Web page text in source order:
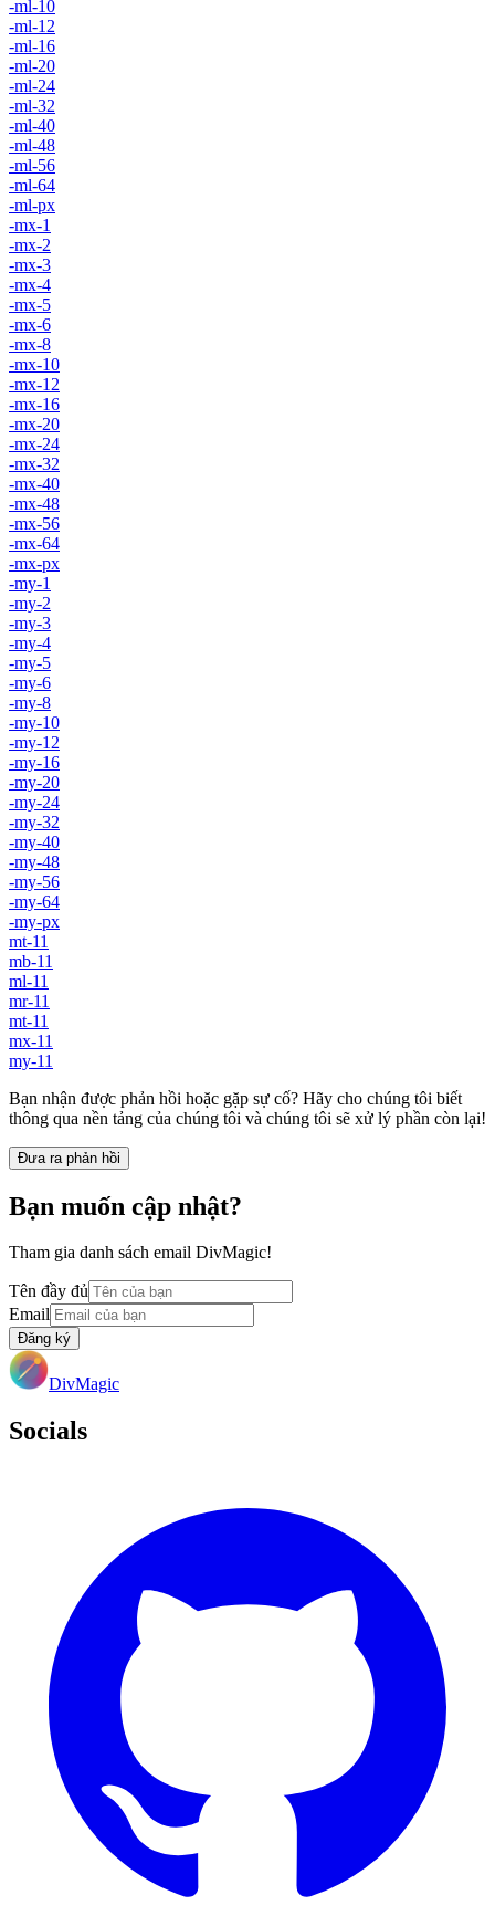
-ml-10
-ml-12
-ml-16
-ml-20
-ml-24
-ml-32
-ml-40
-ml-48
-ml-56
-ml-64
-ml-px
-mx-1
-mx-2
-mx-3
-mx-4
-mx-5
-mx-6
-mx-8
-mx-10
-mx-12
-mx-16
-mx-20
-mx-24
-mx-32
-mx-40
-mx-48
-mx-56
-mx-64
-mx-px
-my-1
-my-2
-my-3
-my-4
-my-5
-my-6
-my-8
-my-10
-my-12
-my-16
-my-20
-my-24
-my-32
-my-40
-my-48
-my-56
-my-64
-my-px
mt-11
mb-11
ml-11
mr-11
mt-11
mx-11
my-11
Bạn nhận được phản hồi hoặc gặp sự cố? Hãy cho chúng tôi biết
thông qua nền tảng của chúng tôi và chúng tôi sẽ xử lý phần còn lại!
Đưa ra phản hồi
Bạn muốn cập nhật?
Tham gia danh sách email DivMagic!
Tên đầy đủ
Email
Đăng ký
DivMagic
Socials